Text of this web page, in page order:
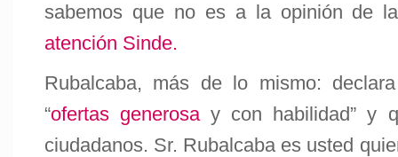
sabemos que no es a la opinión de
atención Sinde.
Rubalcaba, más de lo mismo:
“ofertas generosay con habilidad” y
ciudadanos. Sr. Rubalcaba es usted